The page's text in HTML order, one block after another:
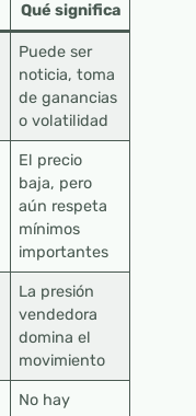
Qué significa
Puede ser
noticia, toma
de ganancias
o volatilidad
El precio
baja, pero
aún respeta
mínimos
importantes
La presión
vendedora
domina el
movimiento
No hay